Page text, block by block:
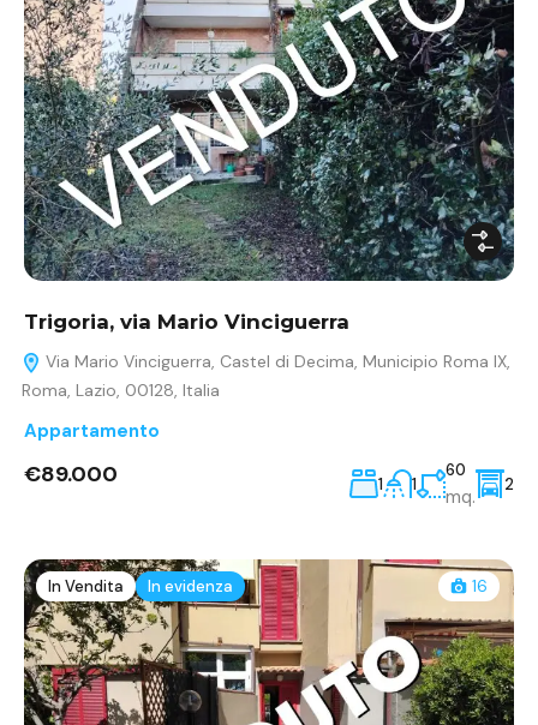
Trigoria, via Mario Vinciguerra
Via Mario Vinciguerra, Castel di Decima, Municipio Roma IX,
Roma, Lazio, 00128, Italia
Appartamento
€89.000 1 1
60
mq.
2
In Vendita In evidenza 16